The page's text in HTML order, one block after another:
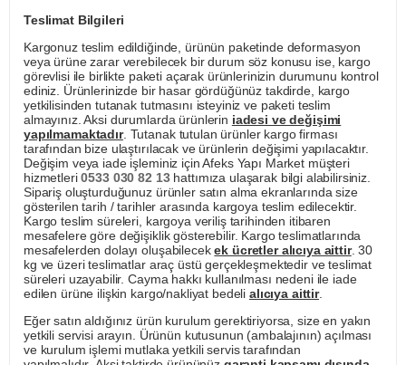
Teslimat Bilgileri
Kargonuz teslim edildiğinde, ürünün paketinde deformasyon
veya ürüne zarar verebilecek bir durum söz konusu ise, kargo
görevlisi ile birlikte paketi açarak ürünlerinizin durumunu kontrol
ediniz. Ürünlerinizde bir hasar gördüğünüz takdirde, kargo
yetkilisinden tutanak tutmasını isteyiniz ve paketi teslim
almayınız. Aksi durumlarda ürünlerin iadesi ve değişimi
yapılmamaktadır. Tutanak tutulan ürünler kargo firması
tarafından bize ulaştırılacak ve ürünlerin değişimi yapılacaktır.
Değişim veya iade işleminiz için Afeks Yapı Market müşteri
hizmetleri0533 030 82 13hattımıza ulaşarak bilgi alabilirsiniz.
Sipariş oluşturduğunuz ürünler satın alma ekranlarında size
gösterilen tarih / tarihler arasında kargoya teslim edilecektir.
Kargo teslim süreleri, kargoya veriliş tarihinden itibaren
mesafelere göre değişiklik gösterebilir. Kargo teslimatlarında
mesafelerden dolayı oluşabilecekek ücretler alıcıya aittir. 30
kg ve üzeri teslimatlar araç üstü gerçekleşmektedir ve teslimat
süreleri uzayabilir. Cayma hakkı kullanılması nedeni ile iade
edilen ürüne ilişkin kargo/nakliyat bedeli alıcıya aittir.
Eğer satın aldığınız ürün kurulum gerektiriyorsa, size en yakın
yetkili servisi arayın. Ürünün kutusunun (ambalajının) açılması
ve kurulum işlemi mutlaka yetkili servis tarafından